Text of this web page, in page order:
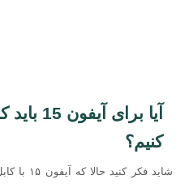
آیا برای
کنیم؟
شاید